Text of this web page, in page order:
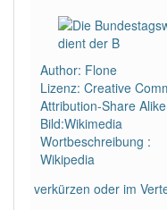
Häufigkeit: 6 von 10
Wörter mit Endung
Wörter mit Endung
einem anderen Artikel
81% unserer
Author: Flone
Lizenz: Creative
Attribution-Share
Bild:Wikimedia
Wortbeschreibung :
Wikipedia
verkürzen oder im